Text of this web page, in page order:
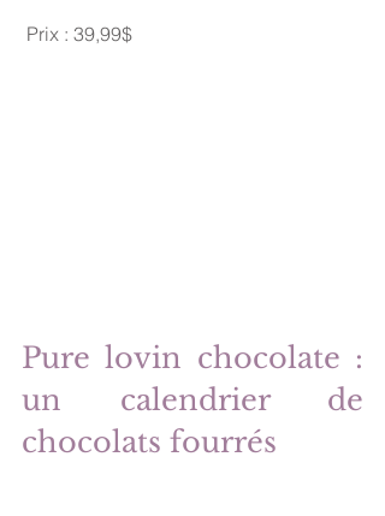
Prix : 39,99$
Pure lovin chocolate :
un calendrier de
chocolats fourrés